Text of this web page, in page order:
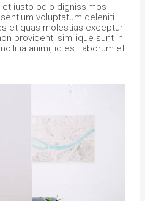
iusto odio dignissimos
voluptatum deleniti
et quas molestias excepturi
provident, similique sunt in
animi, id est laborum et